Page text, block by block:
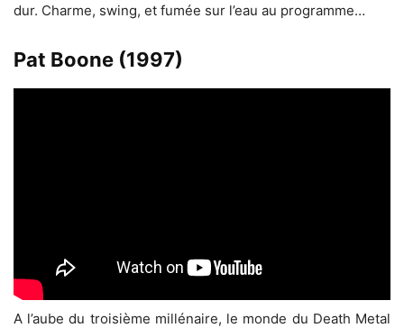
dur. Charme, swing, et fumée sur l’eau au programme…
Pat Boone (1997)
A l’aube du troisième millénaire, le monde du Death Metal